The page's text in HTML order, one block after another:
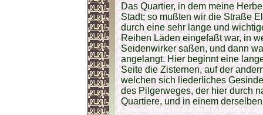
Das Quartier, in dem meine
Stadt; so mußten wir die Straße
durch eine sehr lange und
Reihen Läden eingefaßt war, in
Seidenwirker saßen, und dann
angelangt. Hier beginnt eine
Seite die Zisternen, auf der
welchen sich liederliches
des Pilgerweges, der hier durch
Quartiere, und in einem